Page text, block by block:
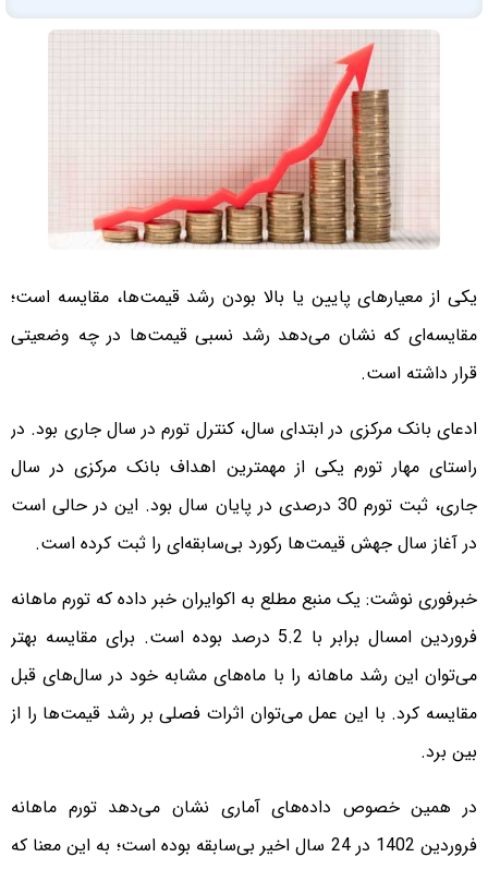
یکی از معیارهای پایین یا بالا بودن رشد قیمت‌ها، مقایسه است؛
مقایسه‌ای که نشان می‌دهد رشد نسبی قیمت‌ها در چه وضعیتی
قرار داشته است.
ادعای بانک مرکزی در ابتدای سال، کنترل تورم در سال جاری بود. در
راستای مهار تورم یکی از مهمترین اهداف بانک مرکزی در سال
جاری، ثبت تورم 30 درصدی در پایان سال بود. این در حالی است
در آغاز سال جهش قیمت‌ها رکورد بی‌سابقه‌ای را ثبت کرده است.
خبرفوری نوشت: یک منبع مطلع به اکوایران خبر داده که تورم ماهانه
فروردین امسال برابر با 5.2 درصد بوده است. برای مقایسه بهتر
می‌توان این رشد ماهانه را با ماه‌های مشابه خود در سال‌های قبل
مقایسه کرد. با این عمل می‌توان اثرات فصلی بر رشد قیمت‌ها را از
بین برد.
در همین خصوص داده‌های آماری نشان می‌دهد تورم ماهانه
فروردین 1402 در 24 سال اخیر بی‌سابقه بوده است؛ به این معنا که